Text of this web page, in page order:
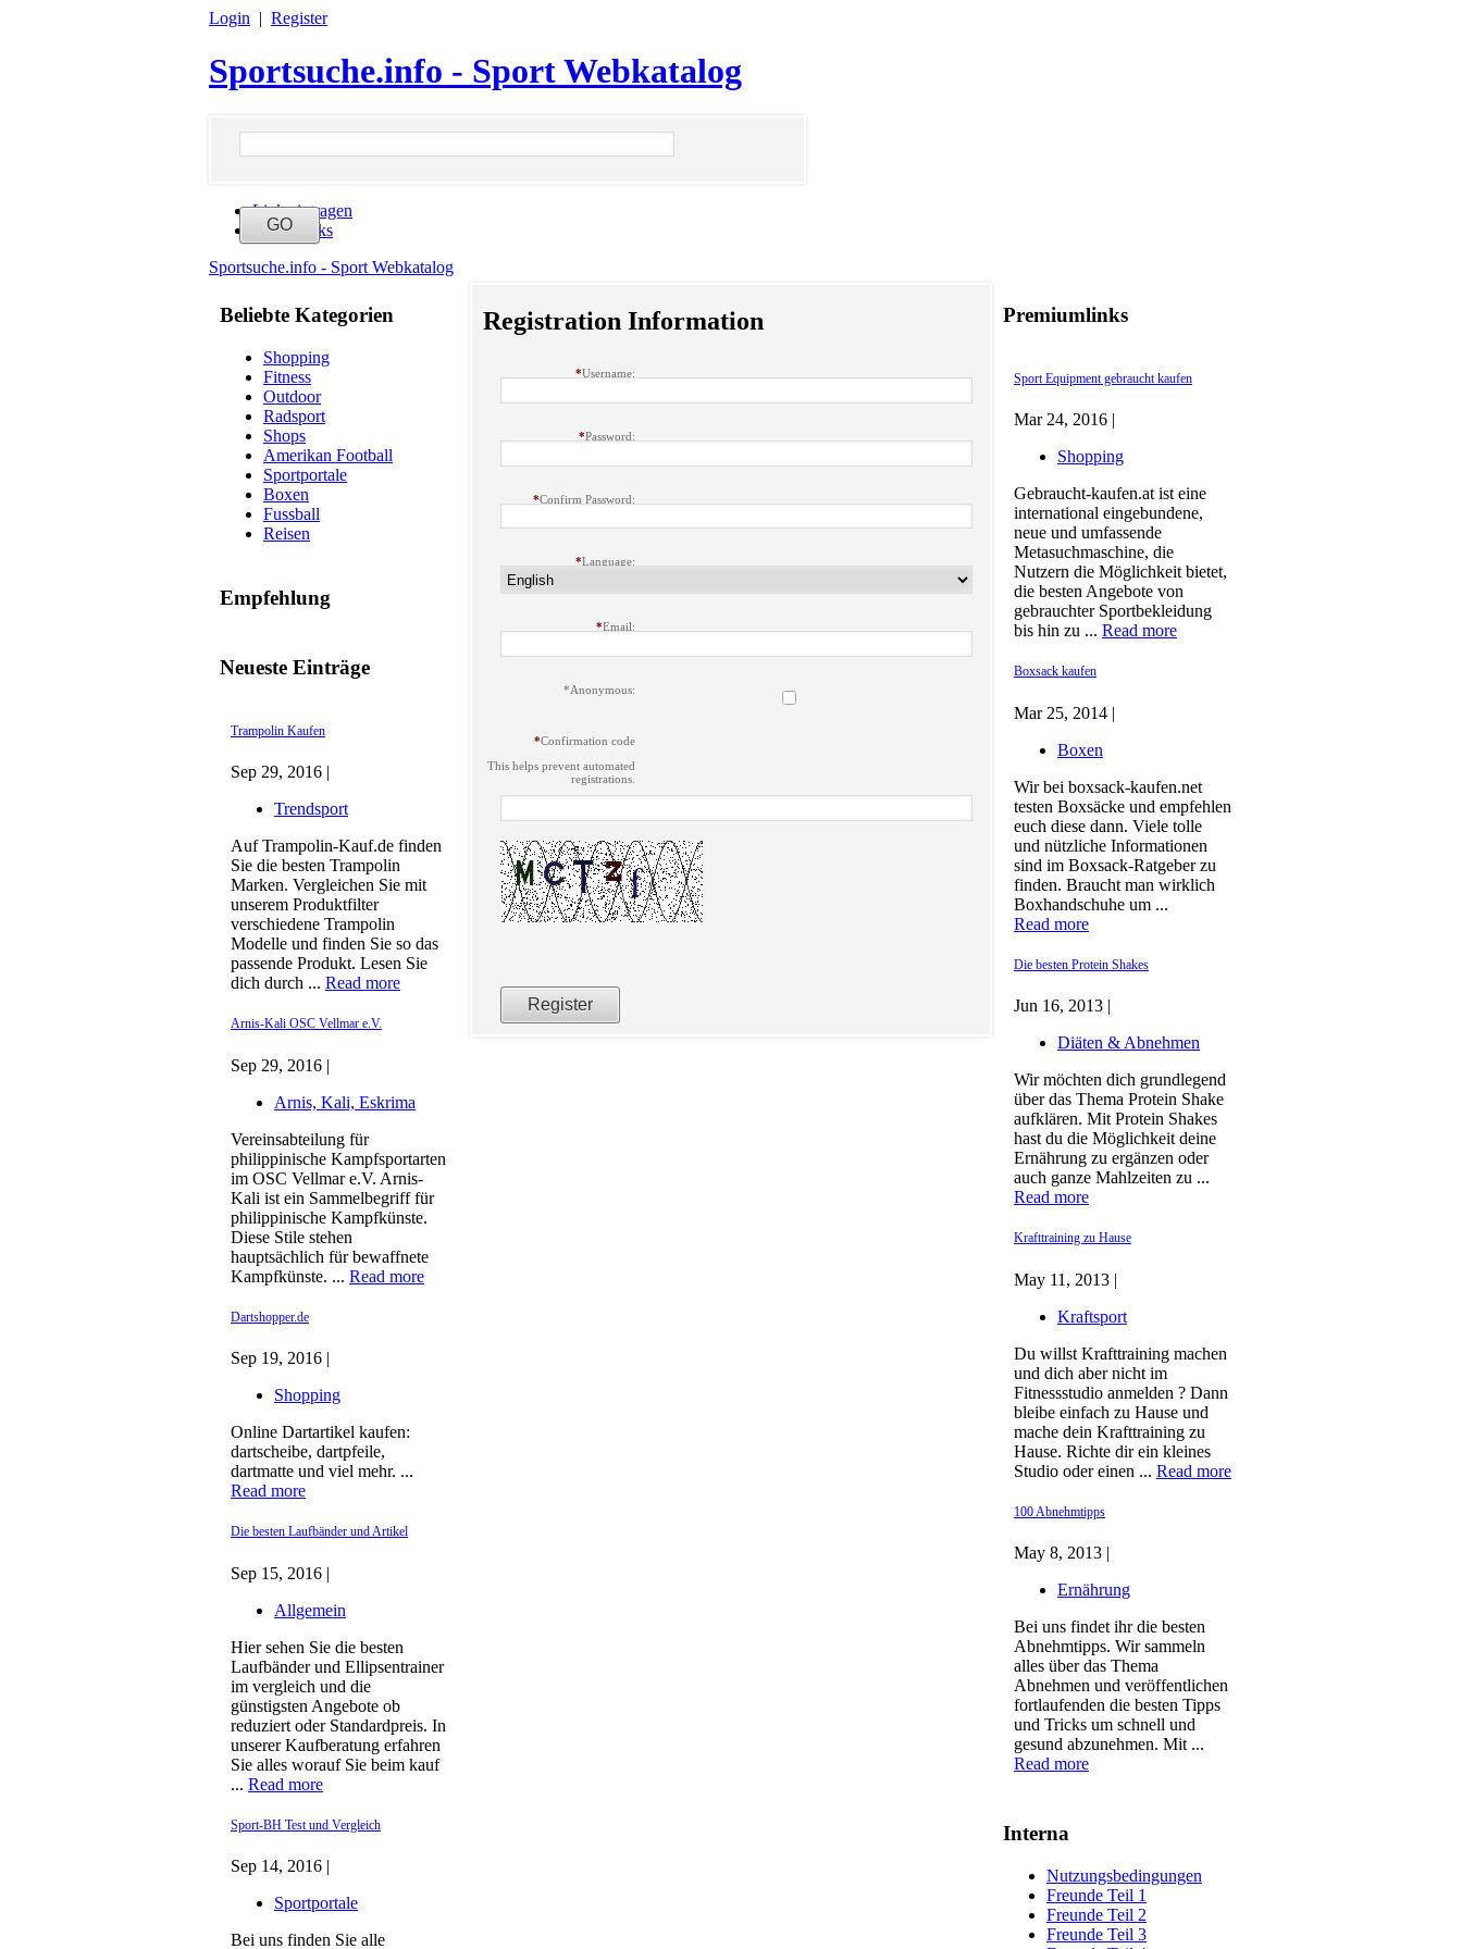
Login | Register
Sportsuche.info - Sport Webkatalog
Link eintragen
Neue Links
Sportsuche.info - Sport Webkatalog
Beliebte Kategorien
Shopping
Fitness
Outdoor
Radsport
Shops
Amerikan Football
Sportportale
Boxen
Fussball
Reisen
Empfehlung
Neueste Einträge
Trampolin Kaufen
Sep 29, 2016 |
Trendsport
Auf Trampolin-Kauf.de finden
Sie die besten Trampolin
Marken. Vergleichen Sie mit
unserem Produktfilter
verschiedene Trampolin
Modelle und finden Sie so das
passende Produkt. Lesen Sie
dich durch ... Read more
Arnis-Kali OSC Vellmar e.V.
Sep 29, 2016 |
Arnis, Kali, Eskrima
Vereinsabteilung für
philippinische Kampfsportarten
im OSC Vellmar e.V. Arnis-
Kali ist ein Sammelbegriff für
philippinische Kampfkünste.
Diese Stile stehen
hauptsächlich für bewaffnete
Kampfkünste. ... Read more
Dartshopper.de
Sep 19, 2016 |
Shopping
Online Dartartikel kaufen:
dartscheibe, dartpfeile,
dartmatte und viel mehr. ...
Read more
Die besten Laufbänder und Artikel
Sep 15, 2016 |
Allgemein
Hier sehen Sie die besten
Laufbänder und Ellipsentrainer
im vergleich und die
günstigsten Angebote ob
reduziert oder Standardpreis. In
unserer Kaufberatung erfahren
Sie alles worauf Sie beim kauf
... Read more
Sport-BH Test und Vergleich
Sep 14, 2016 |
Sportportale
Bei uns finden Sie alle
Premiumlinks
Sport Equipment gebraucht kaufen
Mar 24, 2016 |
Shopping
Gebraucht-kaufen.at ist eine
international eingebundene,
neue und umfassende
Metasuchmaschine, die
Nutzern die Möglichkeit bietet,
die besten Angebote von
gebrauchter Sportbekleidung
bis hin zu ... Read more
Boxsack kaufen
Mar 25, 2014 |
Boxen
Wir bei boxsack-kaufen.net
testen Boxsäcke und empfehlen
euch diese dann. Viele tolle
und nützliche Informationen
sind im Boxsack-Ratgeber zu
finden. Braucht man wirklich
Boxhandschuhe um ...
Read more
Die besten Protein Shakes
Jun 16, 2013 |
Diäten & Abnehmen
Wir möchten dich grundlegend
über das Thema Protein Shake
aufklären. Mit Protein Shakes
hast du die Möglichkeit deine
Ernährung zu ergänzen oder
auch ganze Mahlzeiten zu ...
Read more
Krafttraining zu Hause
May 11, 2013 |
Kraftsport
Du willst Krafttraining machen
und dich aber nicht im
Fitnessstudio anmelden ? Dann
bleibe einfach zu Hause und
mache dein Krafttraining zu
Hause. Richte dir ein kleines
Studio oder einen ... Read more
100 Abnehmtipps
May 8, 2013 |
Ernährung
Bei uns findet ihr die besten
Abnehmtipps. Wir sammeln
alles über das Thema
Abnehmen und veröffentlichen
fortlaufenden die besten Tipps
und Tricks um schnell und
gesund abzunehmen. Mit ...
Read more
Interna
Nutzungsbedingungen
Freunde Teil 1
Freunde Teil 2
Freunde Teil 3
Registration Information
*Username:
*Password:
*Confirm Password:
*Language:
*Email:
*Anonymous:
*Confirmation code
This helps prevent automated
registrations.